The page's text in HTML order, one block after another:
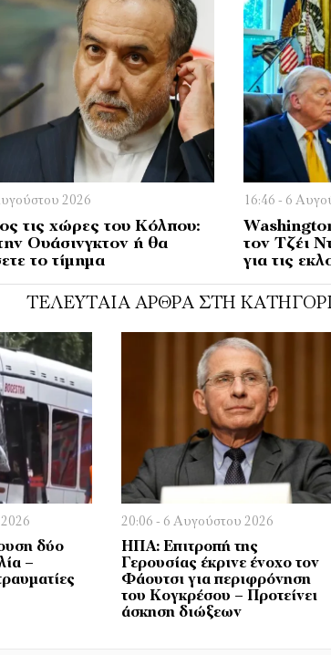
2026
τις χώρες του Κόλπου:
Ουάσινγκτον ή θα
το τίμημα
16:46 - 6
τον Τζέι
για τις
ΤΕΛΕΥΤΑΊΑ ΆΡΘΡΑ ΣΤΗ
δύο
–
20:06 - 6 Αυγούστου 2026
ΗΠΑ: Επιτροπή της
Γερουσίας έκρινε ένοχο τον
Φάουτσι για περιφρόνηση
του Κογκρέσου – Προτείνει
άσκηση διώξεων